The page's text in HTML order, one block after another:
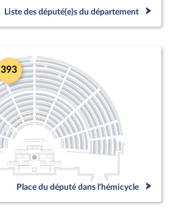
Liste des député(e)s du département
393
Place du député dans l'hémicycle